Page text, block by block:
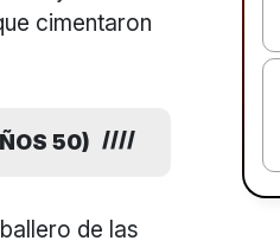
cimentaron
50)
de las